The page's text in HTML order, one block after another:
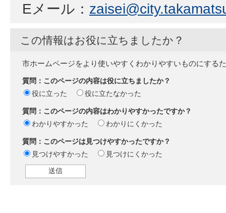
Eメール：
この情報はお役に立ちましたか？
市ホームページをより使いやすくわかりやすいものにする
質問：このページの内容は役に立ちましたか？
役に立った
役に立たなかった
質問：このページの内容はわかりやすかったですか？
わかりやすかった
わかりにくかった
質問：このページは見つけやすかったですか？
見つけやすかった
見つけにくかった